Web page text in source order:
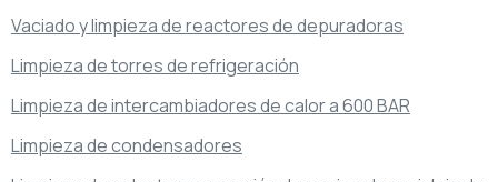
Vaciado y limpieza de reactores de depuradoras
Limpieza de torres de refrigeración
Limpieza de intercambiadores de calor a 600 BAR
Limpieza de condensadores